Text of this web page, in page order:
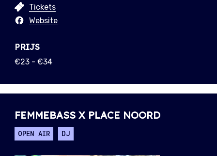
Tickets
Website
PRIJS
€23 - €34
FEMMEBASS X PLACE NOORD
OPEN AIR DJ